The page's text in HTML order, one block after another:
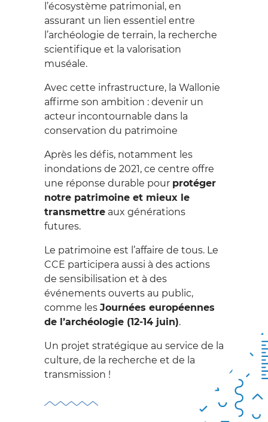
l’écosystème patrimonial, en
assurant un lien essentiel entre
l’archéologie de terrain, la recherche
scientifique et la valorisation
muséale.
Avec cette infrastructure, la Wallonie
affirme son ambition : devenir un
acteur incontournable dans la
conservation du patrimoine
Après les défis, notamment les
inondations de 2021, ce centre offre
une réponse durable pour protéger
notre patrimoine et mieux le
transmettre aux générations
futures.
Le patrimoine est l’affaire de tous. Le
CCE participera aussi à des actions
de sensibilisation et à des
événements ouverts au public,
comme les Journées européennes
de l’archéologie (12-14 juin).
Un projet stratégique au service de la
culture, de la recherche et de la
transmission !
ACTUALITÉS
VIDÉOS
BOUTIQUE EN
LIGNE
PATRIMOINE
PRESSE
CONTACT